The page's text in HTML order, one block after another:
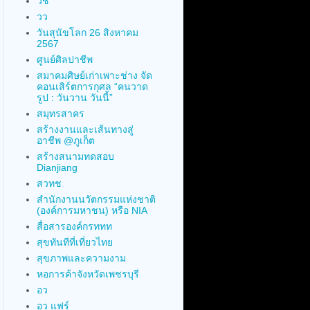
วว
วันสุนัขโลก 26 สิงหาคม
2567
ศูนย์ศิลปาชีพ
สมาคมศิษย์เก่าเพาะช่าง จัด
คอนเสิร์ตการกุศล “คนวาด
รูป : วันวาน วันนี้”
สมุทรสาคร
สร้างงานและเส้นทางสู่
อาชีพ @ภูเก็ต
สร้างสนามทดสอบ
Dianjiang
สวทช
สำนักงานนวัตกรรมแห่งชาติ
(องค์การมหาชน) หรือ NIA
สื่อสารองค์กรททท
สุขทันทีที่เที่ยวไทย
สุขภาพและความงาม
หอการค้าจังหวัดเพชรบุรี
อว
อว แฟร์